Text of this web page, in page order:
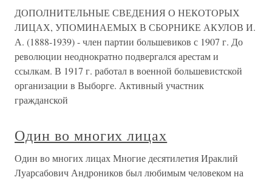
ДОПОЛНИТЕЛЬНЫЕ СВЕДЕНИЯ О НЕКОТОРЫХ
ЛИЦАХ, УПОМИНАЕМЫХ В СБОРНИКЕ АКУЛОВ И.
А. (1888-1939) - член партии большевиков с 1907 г. До
революции неоднократно подвергался арестам и
ссылкам. В 1917 г. работал в военной большевистской
организации в Выборге. Активный участник
гражданской
Один во многих лицах
Один во многих лицах Многие десятилетия Ираклий
Луарсабович Андроников был любимым человеком на